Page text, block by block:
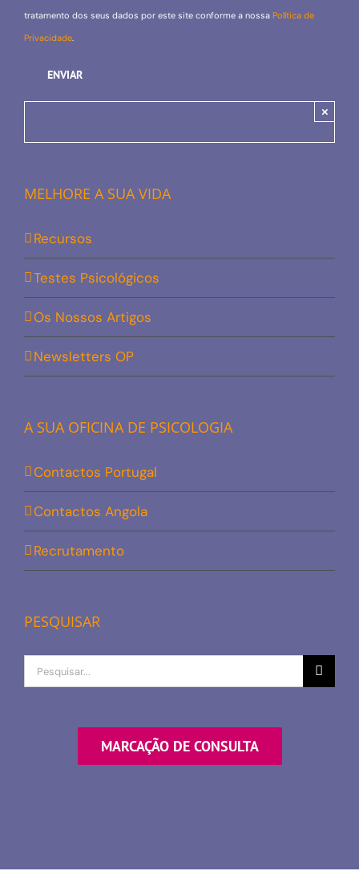
tratamento dos seus dados por este site conforme a nossa Política de
Privacidade.
×
MELHORE A SUA VIDA
Recursos
Testes Psicológicos
Os Nossos Artigos
Newsletters OP
A SUA OFICINA DE PSICOLOGIA
Contactos Portugal
Contactos Angola
Recrutamento
PESQUISAR
Procurar
por
MARCAÇÃO DE CONSULTA